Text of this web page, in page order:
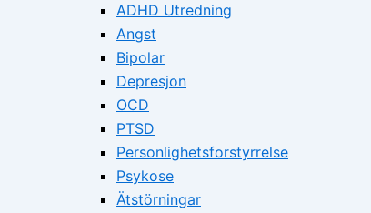
ADHD Utredning
Angst
Bipolar
Depresjon
OCD
PTSD
Personlighetsforstyrrelse
Psykose
Ätstörningar